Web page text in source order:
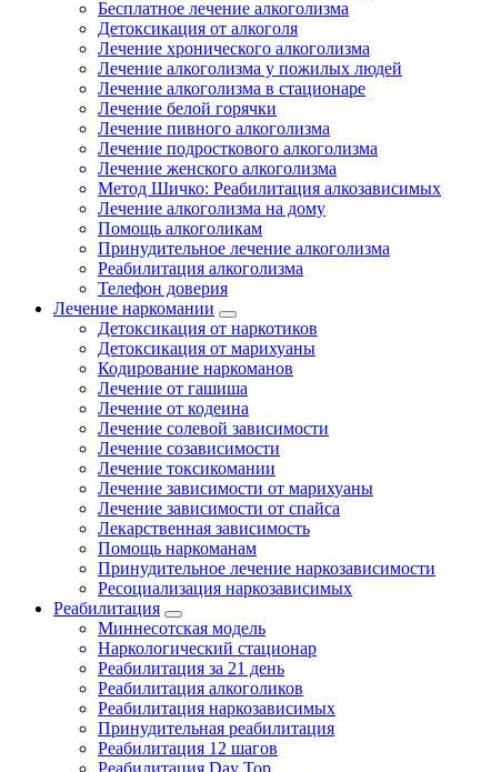
Бесплатное лечение алкоголизма
Детоксикация от алкоголя
Лечение хронического алкоголизма
Лечение алкоголизма у пожилых людей
Лечение алкоголизма в стационаре
Лечение белой горячки
Лечение пивного алкоголизма
Лечение подросткового алкоголизма
Лечение женского алкоголизма
Метод Шичко: Реабилитация алкозависимых
Лечение алкоголизма на дому
Помощь алкоголикам
Принудительное лечение алкоголизма
Реабилитация алкоголизма
Телефон доверия
Лечение наркомании
Детоксикация от наркотиков
Детоксикация от марихуаны
Кодирование наркоманов
Лечение от гашиша
Лечение от кодеина
Лечение солевой зависимости
Лечение созависимости
Лечение токсикомании
Лечение зависимости от марихуаны
Лечение зависимости от спайса
Лекарственная зависимость
Помощь наркоманам
Принудительное лечение наркозависимости
Ресоциализация наркозависимых
Реабилитация
Миннесотская модель
Наркологический стационар
Реабилитация за 21 день
Реабилитация алкоголиков
Реабилитация наркозависимых
Принудительная реабилитация
Реабилитация 12 шагов
Реабилитация Day Top